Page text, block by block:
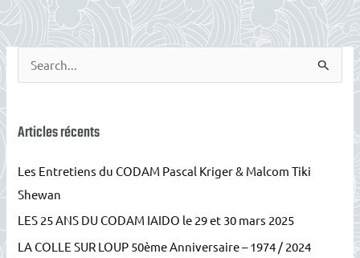
e
h
r
c
h
e
Articles récents
Les Entretiens du CODAM Pascal Kriger & Malcom Tiki
Shewan
LES 25 ANS DU CODAM IAIDO le 29 et 30 mars 2025
LA COLLE SUR LOUP 50ème Anniversaire – 1974 / 2024